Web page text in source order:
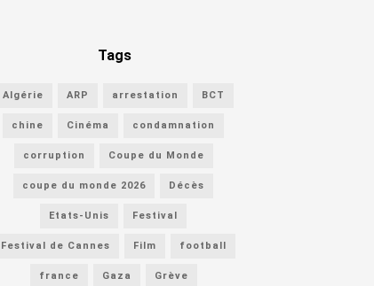
Tags
Algérie ARP arrestation BCT
chine Cinéma condamnation
corruption Coupe du Monde
coupe du monde 2026 Décès
Etats-Unis Festival
Festival de Cannes Film football
france Gaza Grève